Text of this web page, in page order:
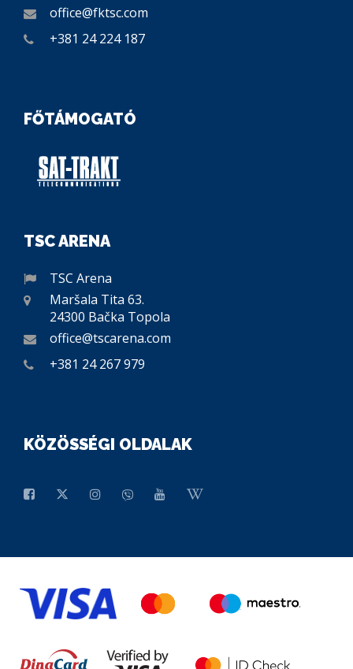
office@fktsc.com
+381 24 224 187
FŐTÁMOGATÓ
TSC ARENA
TSC Arena
Maršala Tita 63.
24300 Bačka Topola
office@tscarena.com
+381 24 267 979
KÖZÖSSÉGI OLDALAK